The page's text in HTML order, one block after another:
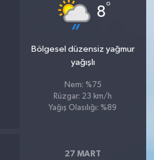
8°
Bölgesel düzensiz yağmur
yağışlı
Nem: %75
Rüzgar: 23 km/h
Yağış Olasılığı: %89
27 MART